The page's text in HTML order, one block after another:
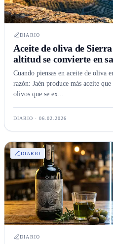
DIARIO
Aceite de oliva de
altitud se convierte en
Cuando piensas en aceite de oliva
razón: Jaén produce más aceite
olivos que se ex...
DIARIO · 06.02.2026
DIARIO
DIARIO